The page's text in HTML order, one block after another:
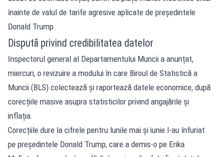
înainte de valul de tarife agresive aplicate de președintele
Donald Trump.
Dispută privind credibilitatea datelor
Inspectorul general al Departamentului Muncii a anunțat,
miercuri, o revizuire a modului în care Biroul de Statistică a
Muncii (BLS) colectează și raportează datele economice, după
corecțiile masive asupra statisticilor privind angajările și
inflația.
Corecțiile dure la cifrele pentru lunile mai și iunie l-au înfuriat
pe președintele Donald Trump, care a demis-o pe Erika